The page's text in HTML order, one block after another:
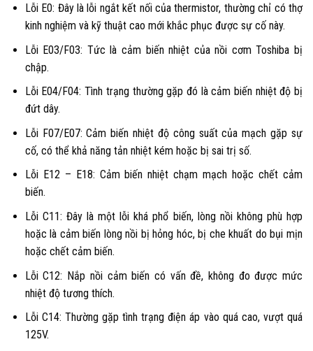
Lỗi E0: Đây là lỗi ngắt kết nối của thermistor, thường chỉ có thợ
kinh nghiệm và kỹ thuật cao mới khắc phục được sự cố này.
Lỗi E03/F03: Tức là cảm biến nhiệt của nồi cơm Toshiba bị
chập.
Lỗi E04/F04: Tình trạng thường gặp đó là cảm biến nhiệt độ bị
đứt dây.
Lỗi F07/E07: Cảm biến nhiệt độ công suất của mạch gặp sự
cố, có thể khả năng tản nhiệt kém hoặc bị sai trị số.
Lỗi E12 – E18: Cảm biến nhiệt chạm mạch hoặc chết cảm
biến.
Lỗi C11: Đây là một lỗi khá phổ biến, lòng nồi không phù hợp
hoặc là cảm biến lòng nồi bị hỏng hóc, bị che khuất do bụi mịn
hoặc chết cảm biến.
Lỗi C12: Nắp nồi cảm biến có vấn đề, không đo được mức
nhiệt độ tương thích.
Lỗi C14: Thường gặp tình trạng điện áp vào quá cao, vượt quá
125V.